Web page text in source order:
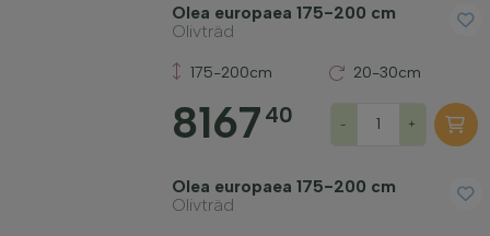
Olea europaea 175-200 cm
Olivträd
175-200cm 20-30cm
8167 40 - +
Olea europaea 175-200 cm
Olivträd